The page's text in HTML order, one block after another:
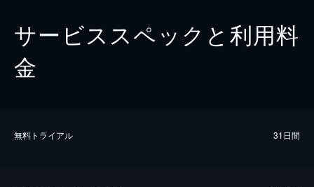
サービススペックと利用料
金
無料トライアル 31日間